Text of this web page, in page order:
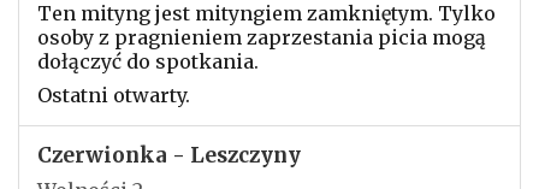
Ten mityng jest mityngiem zamkniętym. Tylko
osoby z pragnieniem zaprzestania picia mogą
dołączyć do spotkania.
Ostatni otwarty.
Czerwionka - Leszczyny